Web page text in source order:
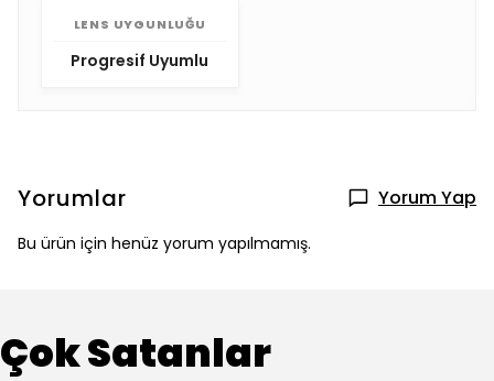
LENS UYGUNLUĞU
Progresif Uyumlu
Yorumlar Yorum Yap
Bu ürün için henüz yorum yapılmamış.
Çok Satanlar